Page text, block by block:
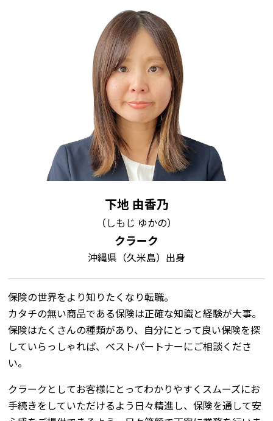
下地 由香乃
（しもじ ゆかの）
クラーク
沖縄県（久米島）出身
保険の世界をより知りたくなり転職。
カタチの無い商品である保険は正確な知識と経験が大事。
保険はたくさんの種類があり、自分にとって良い保険を探
していらっしゃれば、ベストパートナーにご相談くださ
い。
クラークとしてお客様にとってわかりやすくスムーズにお
手続きをしていただけるよう日々精進し、保険を通して安